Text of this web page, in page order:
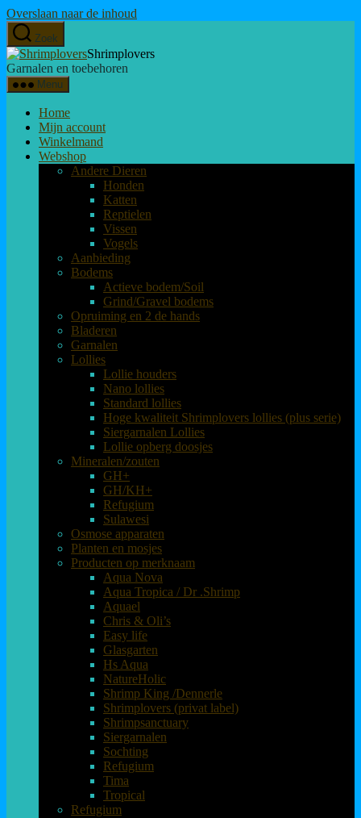
Overslaan naar de inhoud
Zoek
Shrimplovers
Garnalen en toebehoren
Menu
Home
Mijn account
Winkelmand
Webshop
Andere Dieren
Honden
Katten
Reptielen
Vissen
Vogels
Aanbieding
Bodems
Actieve bodem/Soil
Grind/Gravel bodems
Opruiming en 2 de hands
Bladeren
Garnalen
Lollies
Lollie houders
Nano lollies
Standard lollies
Hoge kwaliteit Shrimplovers lollies (plus serie)
Siergarnalen Lollies
Lollie opberg doosjes
Mineralen/zouten
GH+
GH/KH+
Refugium
Sulawesi
Osmose apparaten
Planten en mosjes
Producten op merknaam
Aqua Nova
Aqua Tropica / Dr .Shrimp
Aquael
Chris & Oli’s
Easy life
Glasgarten
Hs Aqua
NatureHolic
Shrimp King /Dennerle
Shrimplovers (privat label)
Shrimpsanctuary
Siergarnalen
Sochting
Refugium
Tima
Tropical
Refugium